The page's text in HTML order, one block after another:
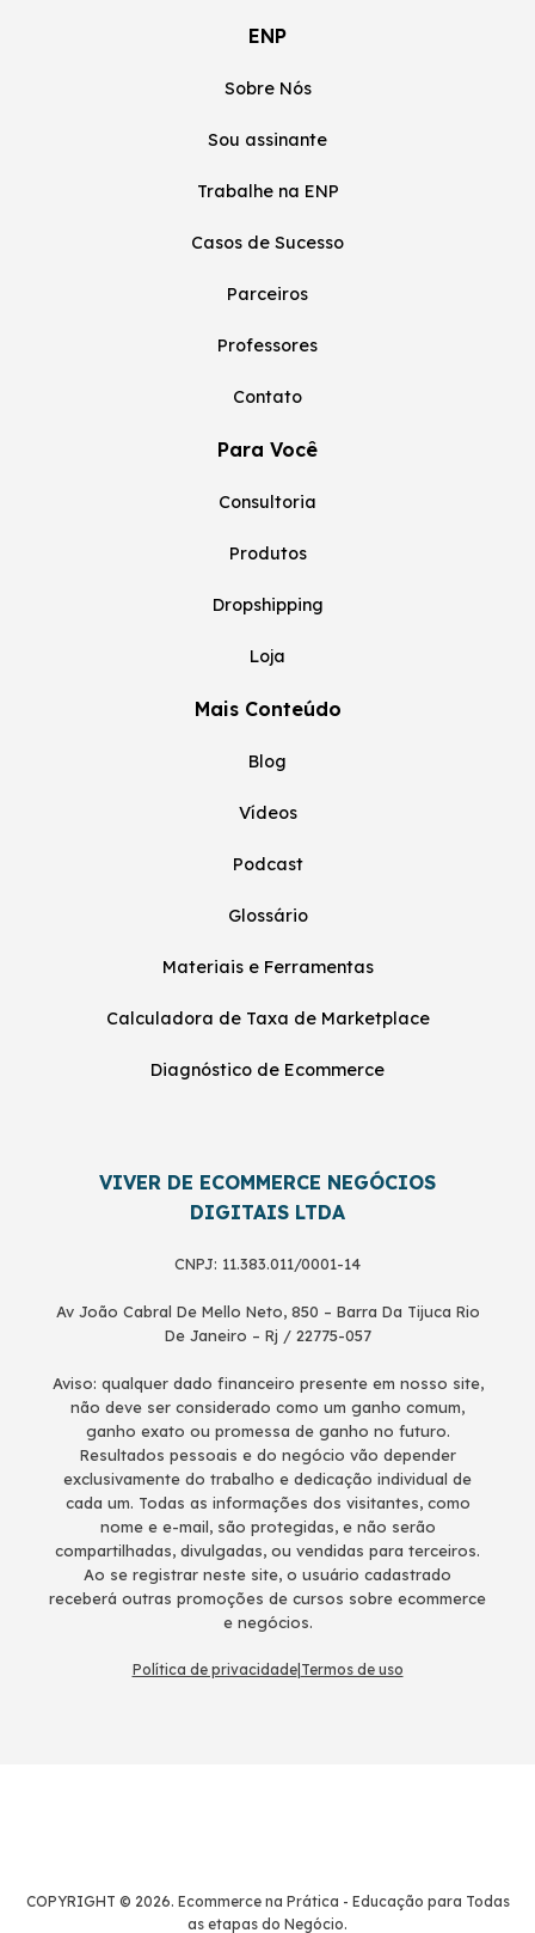
ENP
Sobre Nós
Sou assinante
Trabalhe na ENP
Casos de Sucesso
Parceiros
Professores
Contato
Para Você
Consultoria
Produtos
Dropshipping
Loja
Mais Conteúdo
Blog
Vídeos
Podcast
Glossário
Materiais e Ferramentas
Calculadora de Taxa de Marketplace
Diagnóstico de Ecommerce
VIVER DE ECOMMERCE NEGÓCIOS
DIGITAIS LTDA
CNPJ: 11.383.011/0001-14
Av João Cabral De Mello Neto, 850 – Barra Da Tijuca Rio
De Janeiro – Rj / 22775-057
Aviso: qualquer dado financeiro presente em nosso site,
não deve ser considerado como um ganho comum,
ganho exato ou promessa de ganho no futuro.
Resultados pessoais e do negócio vão depender
exclusivamente do trabalho e dedicação individual de
cada um. Todas as informações dos visitantes, como
nome e e-mail, são protegidas, e não serão
compartilhadas, divulgadas, ou vendidas para terceiros.
Ao se registrar neste site, o usuário cadastrado
receberá outras promoções de cursos sobre ecommerce
e negócios.
Política de privacidade| Termos de uso
COPYRIGHT © 2026. Ecommerce na Prática - Educação para Todas
as etapas do Negócio.